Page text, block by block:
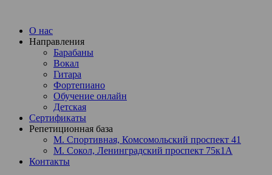
О нас
Направления
Барабаны
Вокал
Гитара
Фортепиано
Обучение онлайн
Детская
Сертификаты
Репетиционная база
М. Спортивная, Комсомольский проспект 41
М. Сокол, Ленинградский проспект 75к1А
Контакты